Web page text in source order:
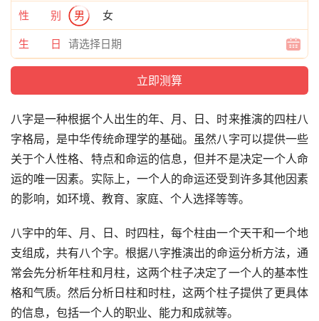
性 别 男 女
生 日
八字是一种根据个人出生的年、月、日、时来推演的四柱八
字格局，是中华传统命理学的基础。虽然八字可以提供一些
关于个人性格、特点和命运的信息，但并不是决定一个人命
运的唯一因素。实际上，一个人的命运还受到许多其他因素
的影响，如环境、教育、家庭、个人选择等等。
八字中的年、月、日、时四柱，每个柱由一个天干和一个地
支组成，共有八个字。根据八字推演出的命运分析方法，通
常会先分析年柱和月柱，这两个柱子决定了一个人的基本性
格和气质。然后分析日柱和时柱，这两个柱子提供了更具体
的信息，包括一个人的职业、能力和成就等。